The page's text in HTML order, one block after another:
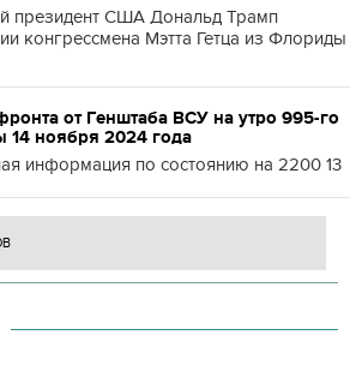
президент США Дональд Трамп
конгрессмена Мэтта Гетца из Флориды
от Генштаба ВСУ на утро 995-го
14 ноября 2024 года
информация по состоянию на 2200 13